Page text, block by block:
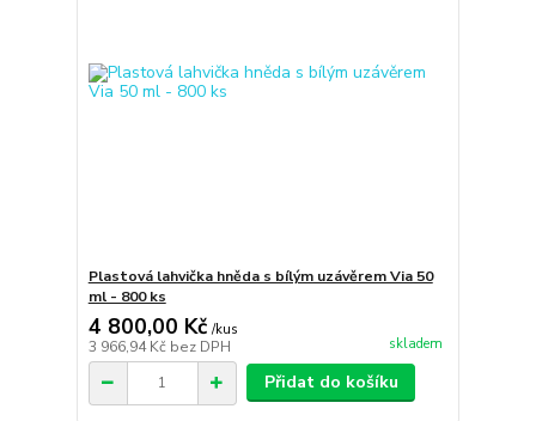
Plastová lahvička hněda s bílým uzávěrem Via 50
ml - 800 ks
4 800,00 Kč /kus
3 966,94 Kč bez DPH skladem
Přidat do košíku